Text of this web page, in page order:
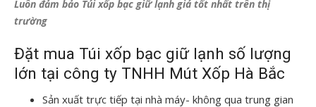
Luôn đảm bảo Túi xốp bạc giữ lạnh giá tốt nhất trên thị
trường
Đặt mua Túi xốp bạc giữ lạnh số lượng
lớn tại công ty TNHH Mút Xốp Hà Bắc
Sản xuất trực tiếp tại nhà máy- không qua trung gian